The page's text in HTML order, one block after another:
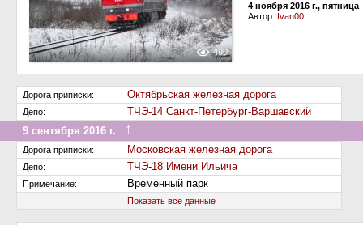
490
4 ноября 2016 г., пятница
Автор: Ivan00
Дорога приписки: Октябрьская железная дорога
Депо:
ТЧЭ-14 Санкт-Петербург-Варшавский
9 сентября 2016 г.
↑
Дорога приписки: Московская железная дорога
Депо: ТЧЭ-18 Имени Ильича
Примечание: Временный парк
Показать все данные